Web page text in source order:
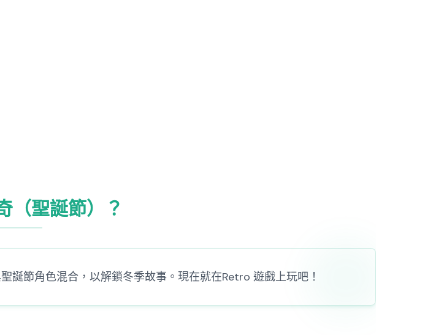
（聖誕節）？
誕節角色混合，以解鎖冬季故事。現在就在Retro 遊戲上玩吧！